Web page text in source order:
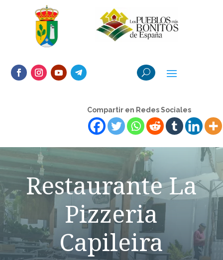
Compartir en Redes Sociales
Restaurante La
Pizzeria
Capileira